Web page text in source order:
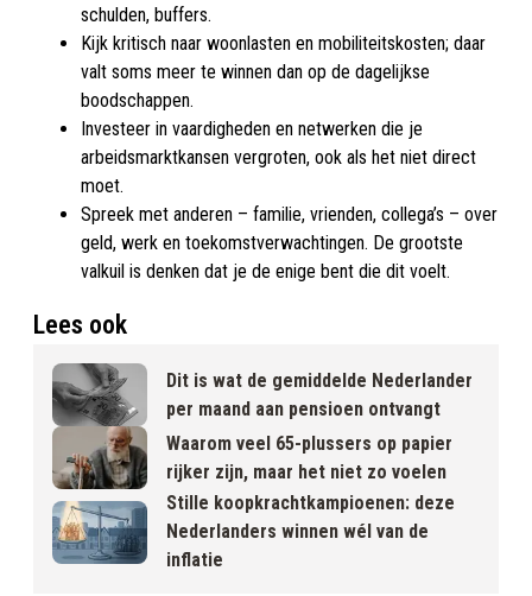
schulden, buffers.
Kijk kritisch naar woonlasten en mobiliteitskosten; daar
valt soms meer te winnen dan op de dagelijkse
boodschappen.
Investeer in vaardigheden en netwerken die je
arbeidsmarktkansen vergroten, ook als het niet direct
moet.
Spreek met anderen – familie, vrienden, collega’s – over
geld, werk en toekomstverwachtingen. De grootste
valkuil is denken dat je de enige bent die dit voelt.
Lees ook
Dit is wat de gemiddelde Nederlander
per maand aan pensioen ontvangt
Waarom veel 65-plussers op papier
rijker zijn, maar het niet zo voelen
Stille koopkrachtkampioenen: deze
Nederlanders winnen wél van de
inflatie